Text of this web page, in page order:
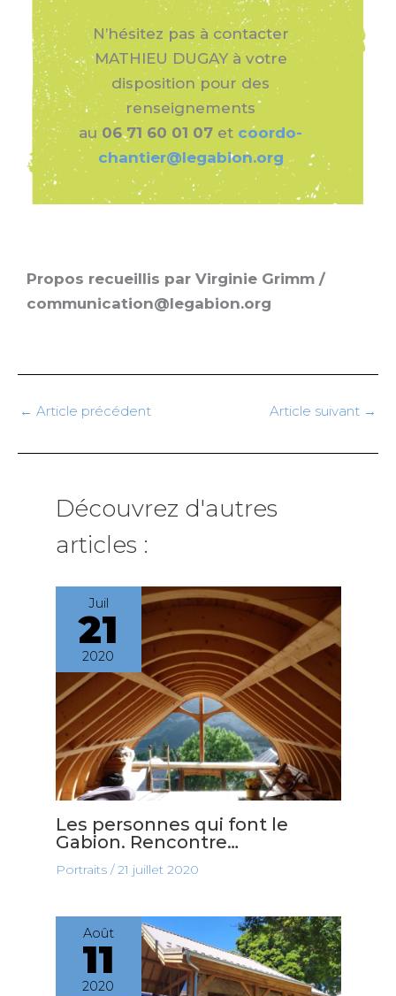
N’hésitez pas à contacter
MATHIEU DUGAY à votre
disposition pour des
renseignements
au 06 71 60 01 07 et coordo-
chantier@legabion.org
Propos recueillis par Virginie Grimm /
communication@legabion.org
← Article précédent Article suivant →
Découvrez d'autres
articles :
Juil
21
2020
Les personnes qui font le
Gabion. Rencontre…
Portraits/21 juillet 2020
Août
11
2020